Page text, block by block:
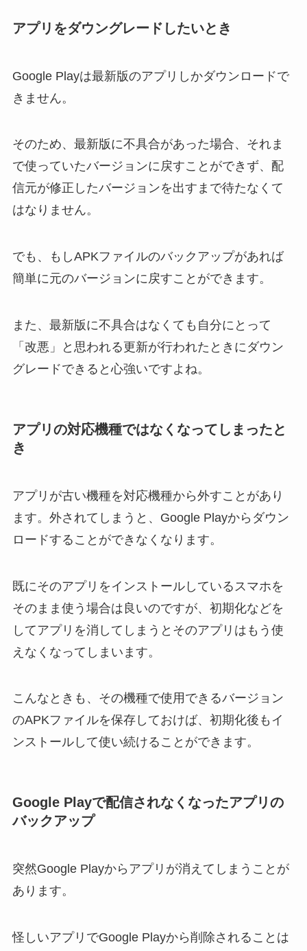
アプリをダウングレードしたいとき
Google Playは最新版のアプリしかダウンロードで
きません。
そのため、最新版に不具合があった場合、それま
で使っていたバージョンに戻すことができず、配
信元が修正したバージョンを出すまで待たなくて
はなりません。
でも、もしAPKファイルのバックアップがあれば
簡単に元のバージョンに戻すことができます。
また、最新版に不具合はなくても自分にとって
「改悪」と思われる更新が行われたときにダウン
グレードできると心強いですよね。
アプリの対応機種ではなくなってしまったと
き
アプリが古い機種を対応機種から外すことがあり
ます。外されてしまうと、Google Playからダウン
ロードすることができなくなります。
既にそのアプリをインストールしているスマホを
そのまま使う場合は良いのですが、初期化などを
してアプリを消してしまうとそのアプリはもう使
えなくなってしまいます。
こんなときも、その機種で使用できるバージョン
のAPKファイルを保存しておけば、初期化後もイ
ンストールして使い続けることができます。
Google Playで配信されなくなったアプリの
バックアップ
突然Google Playからアプリが消えてしまうことが
あります。
怪しいアプリでGoogle Playから削除されることは